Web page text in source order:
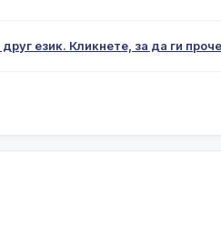
език. Кликнете, за да ги